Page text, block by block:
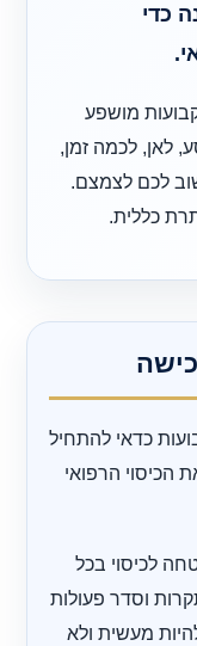
כדי
מושפע
לאן, לכמה זמן,
לכם לצמצם.
כללית.
כדאי להתחיל
הכיסוי הרפואי
לכיסוי בכל
וסדר פעולות
מעשית ולא